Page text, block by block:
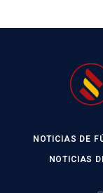
NOTICIAS DE
NOTICIAS